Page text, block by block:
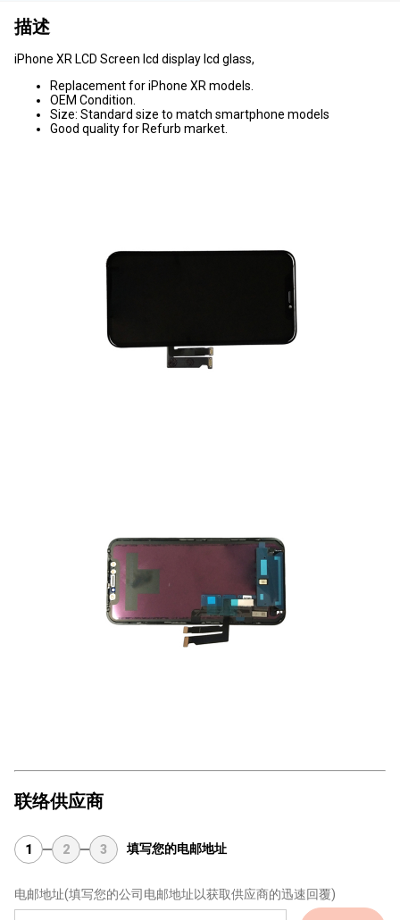
描述
iPhone XR LCD Screen lcd display lcd glass,
Replacement for iPhone XR models.
OEM Condition.
Size: Standard size to match smartphone models
Good quality for Refurb market.
联络供应商
1 2 3 填写您的电邮地址
电邮地址(填写您的公司电邮地址以获取供应商的迅速回覆)